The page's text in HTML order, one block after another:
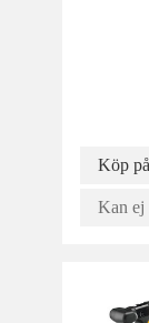
Köp
Kan ej